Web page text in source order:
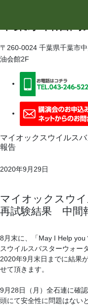
〒260-0024 千葉県千葉市
油会館2F
マイオックスウイルス
報告
2020年9月29日
マイオックスウ
再試験結果 中間
8月末に、「May I Help
スウイルスバスターウォー
2020年9月末日までに結果
せて頂きます。
9月28日（月）全石連に確
頭にて安全性に問題はない